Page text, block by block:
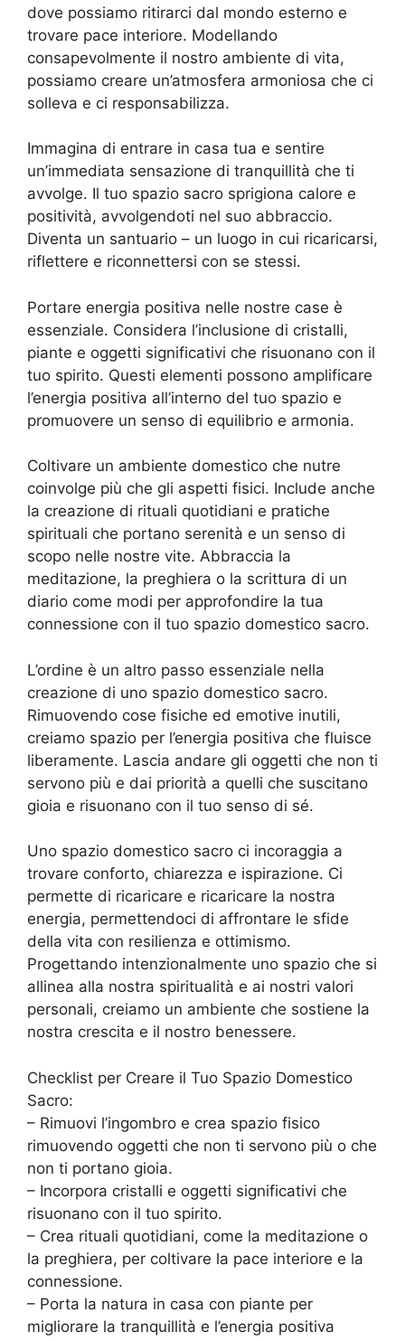
dove possiamo ritirarci dal mondo esterno e
trovare pace interiore. Modellando
consapevolmente il nostro ambiente di vita,
possiamo creare un’atmosfera armoniosa che ci
solleva e ci responsabilizza.
Immagina di entrare in casa tua e sentire
un’immediata sensazione di tranquillità che ti
avvolge. Il tuo spazio sacro sprigiona calore e
positività, avvolgendoti nel suo abbraccio.
Diventa un santuario – un luogo in cui ricaricarsi,
riflettere e riconnettersi con se stessi.
Portare energia positiva nelle nostre case è
essenziale. Considera l’inclusione di cristalli,
piante e oggetti significativi che risuonano con il
tuo spirito. Questi elementi possono amplificare
l’energia positiva all’interno del tuo spazio e
promuovere un senso di equilibrio e armonia.
Coltivare un ambiente domestico che nutre
coinvolge più che gli aspetti fisici. Include anche
la creazione di rituali quotidiani e pratiche
spirituali che portano serenità e un senso di
scopo nelle nostre vite. Abbraccia la
meditazione, la preghiera o la scrittura di un
diario come modi per approfondire la tua
connessione con il tuo spazio domestico sacro.
L’ordine è un altro passo essenziale nella
creazione di uno spazio domestico sacro.
Rimuovendo cose fisiche ed emotive inutili,
creiamo spazio per l’energia positiva che fluisce
liberamente. Lascia andare gli oggetti che non ti
servono più e dai priorità a quelli che suscitano
gioia e risuonano con il tuo senso di sé.
Uno spazio domestico sacro ci incoraggia a
trovare conforto, chiarezza e ispirazione. Ci
permette di ricaricare e ricaricare la nostra
energia, permettendoci di affrontare le sfide
della vita con resilienza e ottimismo.
Progettando intenzionalmente uno spazio che si
allinea alla nostra spiritualità e ai nostri valori
personali, creiamo un ambiente che sostiene la
nostra crescita e il nostro benessere.
Checklist per Creare il Tuo Spazio Domestico
Sacro:
– Rimuovi l’ingombro e crea spazio fisico
rimuovendo oggetti che non ti servono più o che
non ti portano gioia.
– Incorpora cristalli e oggetti significativi che
risuonano con il tuo spirito.
– Crea rituali quotidiani, come la meditazione o
la preghiera, per coltivare la pace interiore e la
connessione.
– Porta la natura in casa con piante per
migliorare la tranquillità e l’energia positiva